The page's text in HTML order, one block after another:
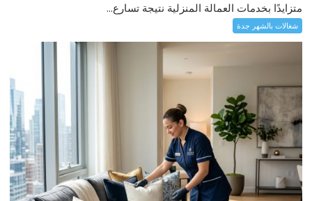
متزايدًا بخدمات العمالة المنزلية نتيجة تسارع...
شغالات بالشهر جدة